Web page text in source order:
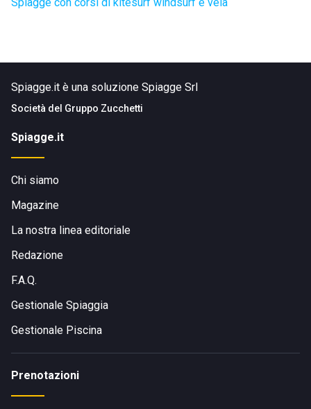
Spiagge.it è una soluzione Spiagge Srl
Società del Gruppo Zucchetti
Spiagge.it
Chi siamo
Magazine
La nostra linea editoriale
Redazione
F.A.Q.
Gestionale Spiaggia
Gestionale Piscina
Prenotazioni